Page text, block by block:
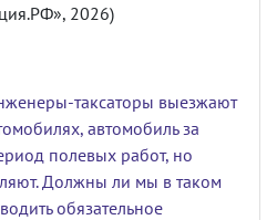
2026)
таксаторы выезжают
автомобиль за
полевых работ, но
Должны ли мы в таком
обязательное